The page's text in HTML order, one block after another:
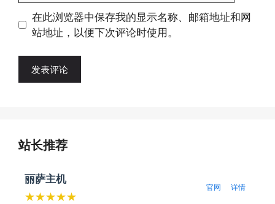
地
址
址
在此浏览器中保存我的显示名称、邮箱地址和网
站地址，以便下次评论时使用。
站长推荐
丽萨主机
★★★★★
官网 详情